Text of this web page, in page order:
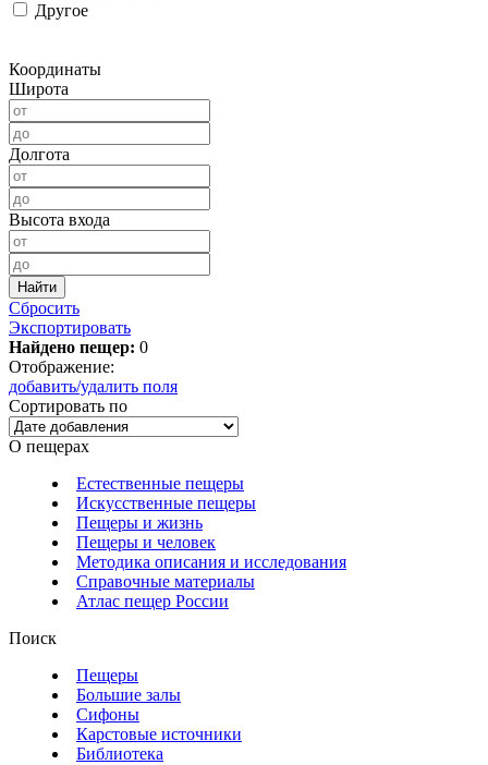
Другое
Координаты
Широта
Долгота
Высота входа
Сбросить
Экспортировать
Найдено пещер: 0
Отображение:
добавить/удалить поля
Сортировать по
О пещерах
Естественные пещеры
Искусственные пещеры
Пещеры и жизнь
Пещеры и человек
Методика описания и исследования
Справочные материалы
Атлас пещер России
Поиск
Пещеры
Большие залы
Сифоны
Карстовые источники
Библиотека